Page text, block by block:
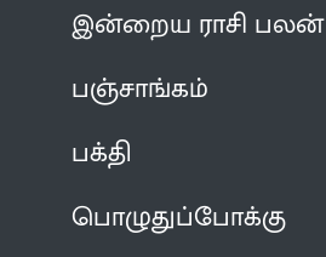
இன்றைய ராசி பலன்
பஞ்சாங்கம்
பக்தி
பொழுதுப்போக்கு